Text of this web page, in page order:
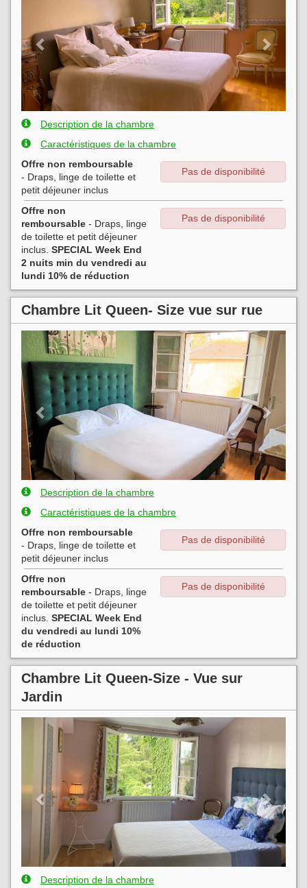
Description de la chambre
Caractéristiques de la chambre
Offre non remboursable
- Draps, linge de toilette et
petit déjeuner inclus
Pas de disponibilité
Offre non
remboursable - Draps, linge
de toilette et petit déjeuner
inclus. SPECIAL Week End
2 nuits min du vendredi au
lundi 10% de réduction
Pas de disponibilité
Chambre Lit Queen- Size vue sur rue
Previous
Next
Description de la chambre
Caractéristiques de la chambre
Offre non remboursable
- Draps, linge de toilette et
petit déjeuner inclus
Pas de disponibilité
Offre non
remboursable - Draps, linge
de toilette et petit déjeuner
inclus. SPECIAL Week End
du vendredi au lundi 10%
de réduction
Pas de disponibilité
Chambre Lit Queen-Size - Vue sur
Jardin
Previous
Description de la chambre